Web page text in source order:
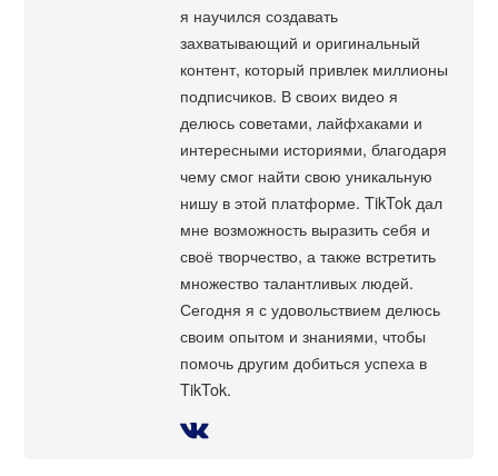
я научился создавать
захватывающий и оригинальный
контент, который привлек миллионы
подписчиков. В своих видео я
делюсь советами, лайфхаками и
интересными историями, благодаря
чему смог найти свою уникальную
нишу в этой платформе. TikTok дал
мне возможность выразить себя и
своё творчество, а также встретить
множество талантливых людей.
Сегодня я с удовольствием делюсь
своим опытом и знаниями, чтобы
помочь другим добиться успеха в
TikTok.